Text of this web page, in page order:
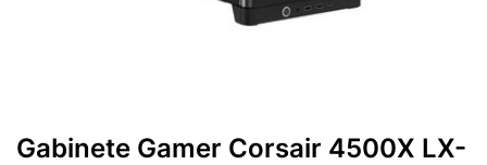
Gabinete Gamer Corsair 4500X LX-